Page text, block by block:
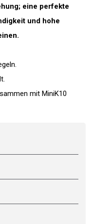
eine perfekte
und hohe
mit MiniK10